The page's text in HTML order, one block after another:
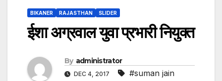
BIKANER RAJASTHAN SLIDER
ईशा अग्रवाल युवा प्रभारी नियुक्त
By administrator
DEC 4, 2017 #suman jain